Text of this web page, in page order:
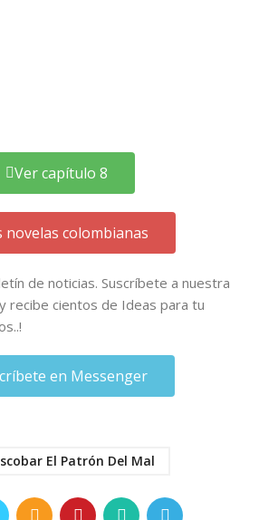
Ver capítulo 8
novelas colombianas
de noticias. Suscríbete a nuestra
recibe cientos de Ideas para tu
en Messenger
El Patrón Del Mal